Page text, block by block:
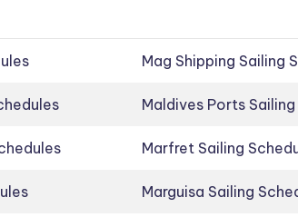
Mag Shipping Sailing
Maldives Ports
Marfret Sailing
Marguisa Sailing